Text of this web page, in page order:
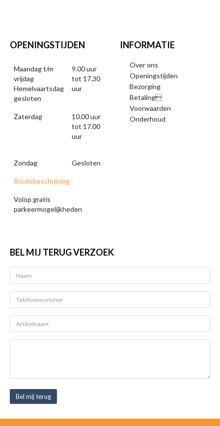
OPENINGSTIJDEN
Maandag t/m
vrijdag
Hemelvaartsdag
gesloten
9.00 uur
tot 17.30
uur
Zaterdag
10.00 uur
tot 17.00
uur
Zondag Gesloten
Routebeschrijving
Volop gratis
parkeermogelijkheden
INFORMATIE
Over ons
Openingstijden
Bezorging
Betaling
Voorwaarden
Onderhoud
BEL MIJ TERUG VERZOEK
Bel mij terug